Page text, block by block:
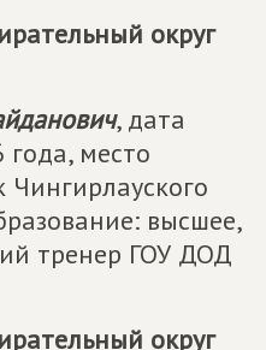
округ
, дата
место
высшее,
тренер ГОУ ДОД
округ